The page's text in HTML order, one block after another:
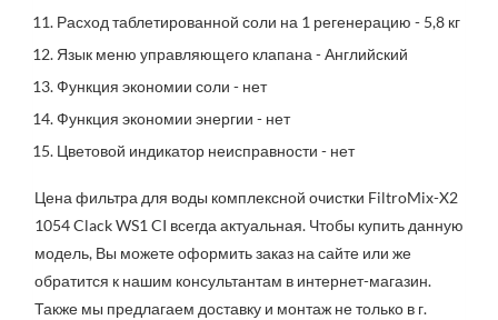
Расход таблетированной соли на 1 регенерацию - 5,8 кг
Язык меню управляющего клапана - Английский
Функция экономии соли - нет
Функция экономии энергии - нет
Цветовой индикатор неисправности - нет
Цена фильтра для воды комплексной очистки FiltroMix-X2
1054 Clack WS1 CI всегда актуальная. Чтобы купить данную
модель, Вы можете оформить заказ на сайте или же
обратится к нашим консультантам в интернет-магазин.
Также мы предлагаем доставку и монтаж не только в г.